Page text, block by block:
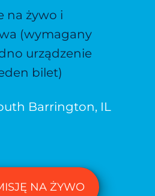
na żywo i
(wymagany
urządzenie
bilet)
Barrington, IL
NA ŻYWO